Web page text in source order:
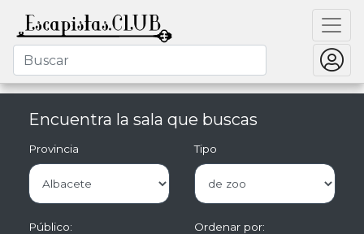
Encuentra la sala que buscas
Provincia Tipo
Público: Ordenar por: